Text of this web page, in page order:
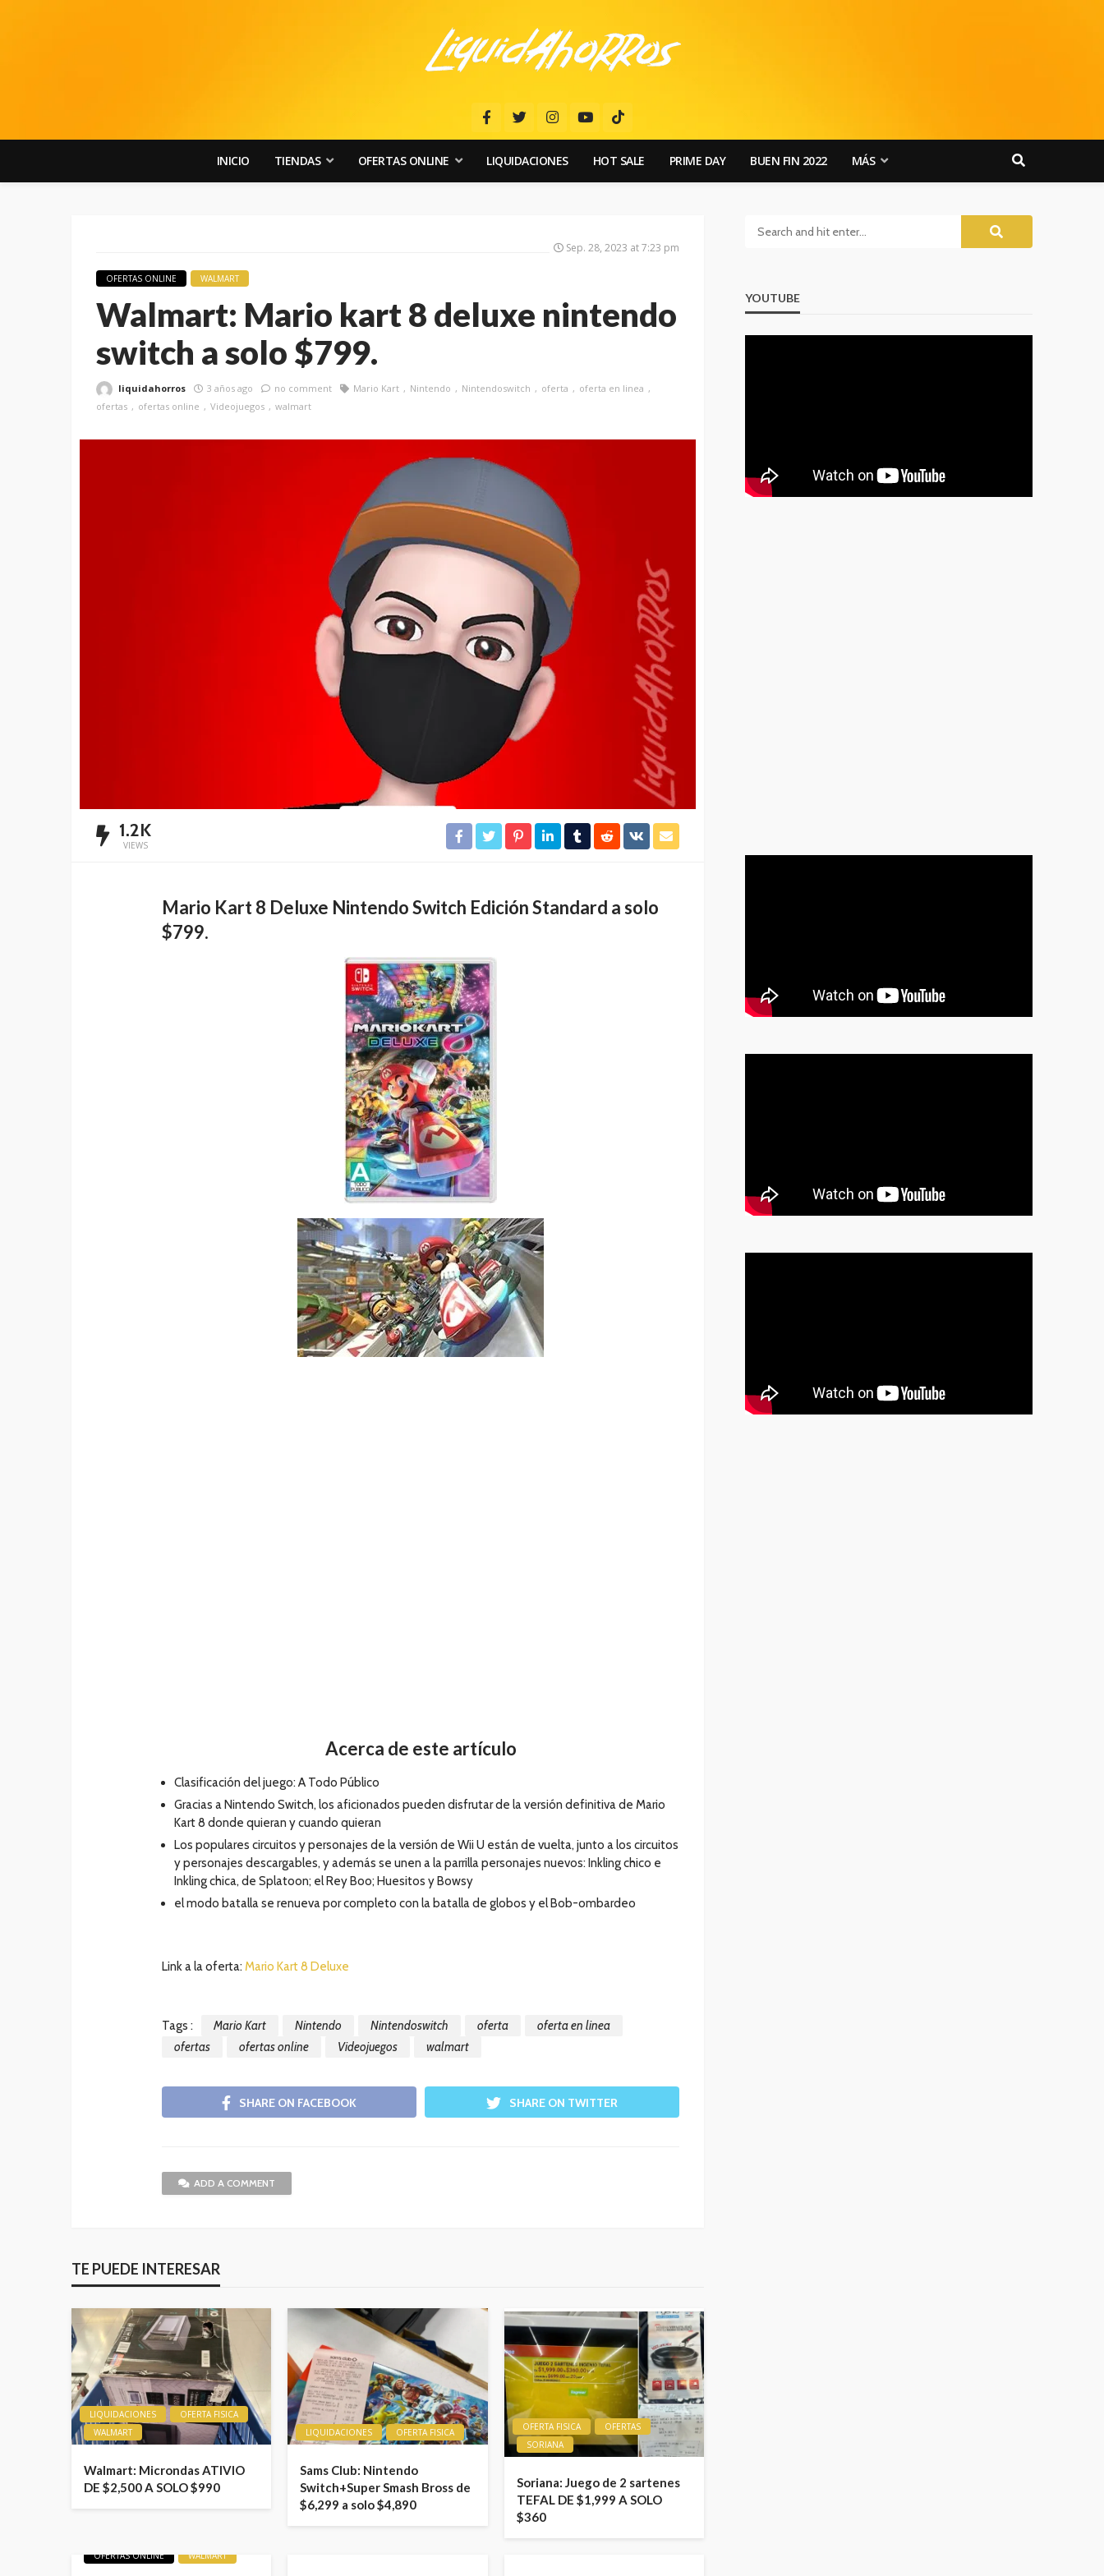
INICIO TIENDAS OFERTAS ONLINE LIQUIDACIONES HOT SALE PRIME DAY BUEN FIN 2022 MÁS
Sep. 28, 2023 at 7:23 pm
OFERTAS ONLINE WALMART
Walmart: Mario kart 8 deluxe nintendo
switch a solo $799.
liquidahorros 3 años ago no comment Mario Kart Nintendo Nintendoswitch oferta
oferta en linea
ofertas
ofertas online Videojuegos walmart
1.2K
VIEWS
Mario Kart 8 Deluxe Nintendo Switch Edición Standard a solo
$799.
Acerca de este artículo
Clasificación del juego: A Todo Público
Gracias a Nintendo Switch, los aficionados pueden disfrutar de la versión definitiva de Mario
Kart 8 donde quieran y cuando quieran
Los populares circuitos y personajes de la versión de Wii U están de vuelta, junto a los circuitos
y personajes descargables, y además se unen a la parrilla personajes nuevos: Inkling chico e
Inkling chica, de Splatoon; el Rey Boo; Huesitos y Bowsy
el modo batalla se renueva por completo con la batalla de globos y el Bob-ombardeo
Link a la oferta: Mario Kart 8 Deluxe
Tags : Mario Kart Nintendo Nintendoswitch oferta
oferta en linea
ofertas
ofertas online Videojuegos walmart
SHARE ON FACEBOOK SHARE ON TWITTER
ADD A COMMENT
TE PUEDE INTERESAR
LIQUIDACIONES
OFERTA FISICA
WALMART
Walmart: Microndas ATIVIO
DE $2,500 A SOLO $990
LIQUIDACIONES OFERTA FISICA
Sams Club: Nintendo
Switch+Super Smash Bross de
$6,299 a solo $4,890
OFERTA FISICA
OFERTAS
SORIANA
Soriana: Juego de 2 sartenes
TEFAL DE $1,999 A SOLO
$360
OFERTAS ONLINE
WALMART
YOUTUBE